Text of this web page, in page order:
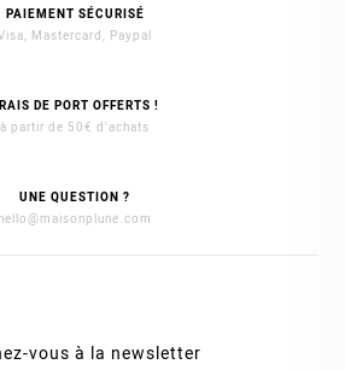
PAIEMENT SÉCURISÉ
Mastercard, Paypal
DE PORT OFFERTS !
à partir de 50€ d'achats
UNE QUESTION ?
hello@maisonplune.com
vous à la newsletter